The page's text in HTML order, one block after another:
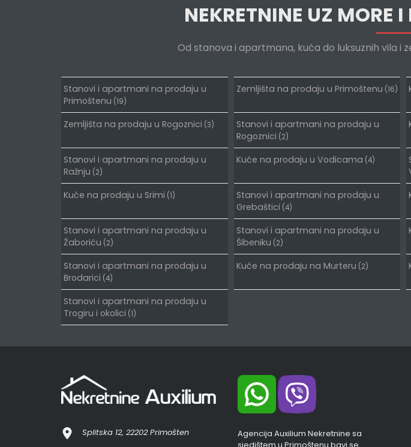
NEKRETNINE UZ MORE
Od stanova i apartmana, kuća do luksuznih vila i
Stanovi i apartmani na prodaju u
Primoštenu (19)
Zemljišta na prodaju u Primoštenu (16)
Zemljišta na prodaju u Rogoznici (3)
Stanovi i apartmani na prodaju u
Rogoznici (2)
Stanovi i apartmani na prodaju u
Ražnju (2)
Kuće na prodaju u Vodicama (4)
Kuće na prodaju u Srimi (1)
Stanovi i apartmani na prodaju u
Grebaštici (4)
Stanovi i apartmani na prodaju u
Žaboriću (2)
Stanovi i apartmani na prodaju u
Šibeniku (2)
Stanovi i apartmani na prodaju u
Brodarici (4)
Kuće na prodaju na Murteru (2)
Stanovi i apartmani na prodaju u
Trogiru i okolici (1)
Splitska 12, 22202 Primošten
Agencija Auxilium Nekretnine sa